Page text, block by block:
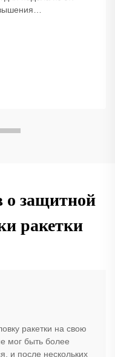
о защитной
ракетки
ракетки на свою
мог быть более
и после нескольких